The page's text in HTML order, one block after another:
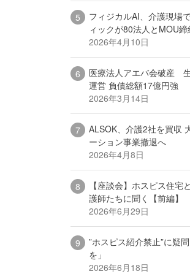
フィジカルAI、介護現場
ィックが80法人とMOU締
2026年4月10日
医療法人アエバ会破産
運営 負債総額17億円強
2026年3月14日
ALSOK、介護2社を買収
ーション事業撤退へ
2026年4月8日
【座談会】ホスピス住宅
護師たちに聞く【前編】
2026年6月29日
”ホスピス紹介禁止”に疑
を」
2026年6月18日